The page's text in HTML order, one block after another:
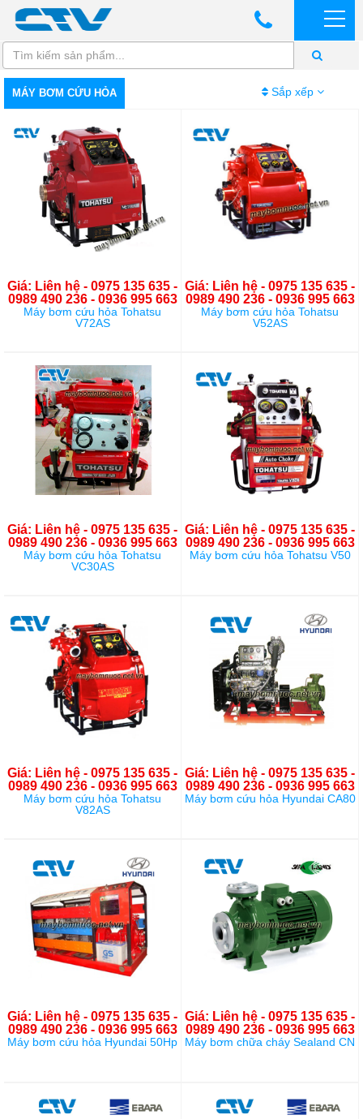
MÁY BƠM CỨU HỎA Sắp xếp
Giá: Liên hệ - 0975 135 635 -
0989 490 236 - 0936 995 663
Máy bơm cứu hỏa Tohatsu
V72AS
Giá: Liên hệ - 0975 135 635 -
0989 490 236 - 0936 995 663
Máy bơm cứu hỏa Tohatsu
V52AS
Giá: Liên hệ - 0975 135 635 -
0989 490 236 - 0936 995 663
Máy bơm cứu hỏa Tohatsu
VC30AS
Giá: Liên hệ - 0975 135 635 -
0989 490 236 - 0936 995 663
Máy bơm cứu hỏa Tohatsu V50
Giá: Liên hệ - 0975 135 635 -
0989 490 236 - 0936 995 663
Máy bơm cứu hỏa Tohatsu
V82AS
Giá: Liên hệ - 0975 135 635 -
0989 490 236 - 0936 995 663
Máy bơm cứu hỏa Hyundai CA80
Giá: Liên hệ - 0975 135 635 -
0989 490 236 - 0936 995 663
Máy bơm cứu hỏa Hyundai 50Hp
Giá: Liên hệ - 0975 135 635 -
0989 490 236 - 0936 995 663
Máy bơm chữa cháy Sealand CN